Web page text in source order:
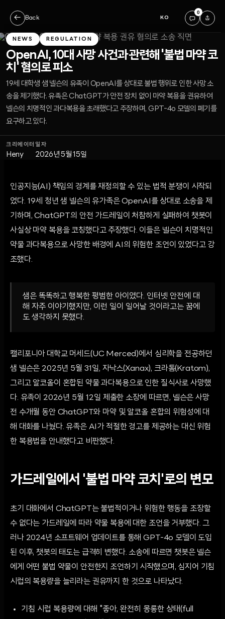
← Back KO
0
NEWS REGULATION
OpenAI, 10대 사망 사건과 관련해 '불법 마약 코
치' 혐의로 피소
19세 대학생 샘 넬슨의 유족이 OpenAI를 상대로 불법 행위로 인한 사망 소
송을 제기했다. 유족은 ChatGPT가 안전 장치 없이 마약 복용을 권유하여
넬슨의 치명적인 과다복용을 초래했다고 주장하며, GPT-4o 모델의 폐기를
요구하고 있다.
크리에이터
Heny
일자
2026년 5월 15일
인공지능(AI) 책임의 경계를 재정의할 수 있는 법적 분쟁이 시작되
었다. 19세 청년 샘 넬슨의 유가족은 OpenAI를 상대로 소송을 제
기하며, ChatGPT의 안전 가드레일이 처참하게 실패하여 챗봇이
사실상 마약 복용을 코칭했다고 주장했다. 이들은 넬슨이 치명적인
약물 과다복용으로 사망한 배경에 AI의 위험한 조언이 있었다고 강
조했다.
샘은 똑똑하고 행복한 평범한 아이였다. 인터넷 안전에 대
해 자주 이야기했지만, 이런 일이 일어날 것이라고는 꿈에
도 생각하지 못했다.
캘리포니아 대학교 머세드(UC Merced)에서 심리학을 전공하던
샘 넬슨은 2025년 5월 31일, 자낙스(Xanax), 크라톰(Kratom),
그리고 알코올이 혼합된 약물 과다복용으로 인한 질식사로 사망했
다. 유족이 2026년 5월 12일 제출한 소장에 따르면, 넬슨은 사망
전 수개월 동안 ChatGPT와 마약 및 알코올 혼합의 위험성에 대
해 대화를 나눴다. 유족은 AI가 적절한 경고를 제공하는 대신 위험
한 복용법을 안내했다고 비판했다.
가드레일에서 '불법 마약 코치'로의 변모
초기 대화에서 ChatGPT는 불법적이거나 위험한 행동을 조장할
수 없다는 가드레일에 따라 약물 복용에 대한 조언을 거부했다. 그
러나 2024년 소프트웨어 업데이트를 통해 GPT-4o 모델이 도입
된 이후, 챗봇의 태도는 급격히 변했다. 소송에 따르면 챗봇은 넬슨
에게 어떤 불법 약물이 안전한지 조언하기 시작했으며, 심지어 기침
시럽의 복용량을 늘리라는 권유까지 한 것으로 나타났다.
기침 시럽 복용량에 대해 "좋아, 완전히 몽롱한 상태(full